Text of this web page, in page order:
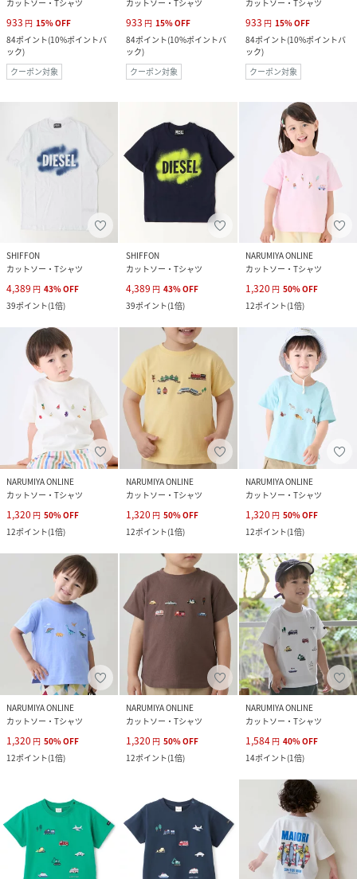
カットソー・Tシャツ
933 円 15%OFF
84ポイント(10%ポイントバ
ック)
クーポン対象
カットソー・Tシャツ
933 円 15%OFF
84ポイント(10%ポイントバ
ック)
クーポン対象
カットソー・Tシャツ
933 円 15%OFF
84ポイント(10%ポイントバ
ック)
クーポン対象
SHIFFON
カットソー・Tシャツ
4,389 円 43%OFF
39ポイント(1倍)
SHIFFON
カットソー・Tシャツ
4,389 円 43%OFF
39ポイント(1倍)
NARUMIYA ONLINE
カットソー・Tシャツ
1,320 円 50%OFF
12ポイント(1倍)
NARUMIYA ONLINE
カットソー・Tシャツ
1,320 円 50%OFF
12ポイント(1倍)
NARUMIYA ONLINE
カットソー・Tシャツ
1,320 円 50%OFF
12ポイント(1倍)
NARUMIYA ONLINE
カットソー・Tシャツ
1,320 円 50%OFF
12ポイント(1倍)
NARUMIYA ONLINE
カットソー・Tシャツ
1,320 円 50%OFF
12ポイント(1倍)
NARUMIYA ONLINE
カットソー・Tシャツ
1,320 円 50%OFF
12ポイント(1倍)
NARUMIYA ONLINE
カットソー・Tシャツ
1,584 円 40%OFF
14ポイント(1倍)